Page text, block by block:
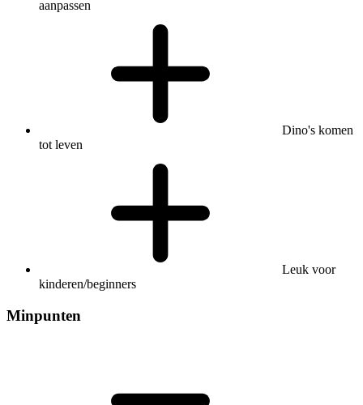
aanpassen
Dino's komen
tot leven
Leuk voor
kinderen/beginners
Minpunten